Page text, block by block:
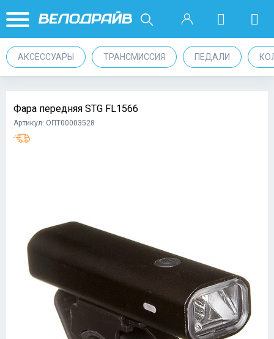
АКСЕССУАРЫ ТРАНСМИССИЯ ПЕДАЛИ
Фара передняя STG FL1566
Артикул: ОПТ00003528